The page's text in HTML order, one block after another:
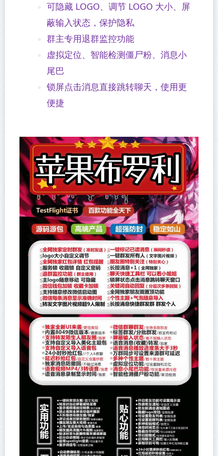
可隐藏 LOGO、调节 LOGO 大小、屏
蔽输入状态，保护隐私
群主专用退群监控功能
虚拟定位、智能检测僵尸粉、消息小
尾巴
锁屏点击消息直接跳转聊天，使用更
便捷